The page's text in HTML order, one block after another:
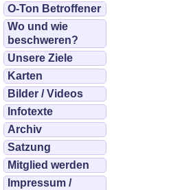
O-Ton Betroffener
Wo und wie
beschweren?
Unsere Ziele
Karten
Bilder / Videos
Infotexte
Archiv
Satzung
Mitglied werden
Impressum /